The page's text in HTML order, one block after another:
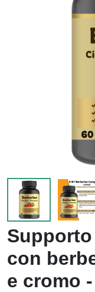
con
e cromo